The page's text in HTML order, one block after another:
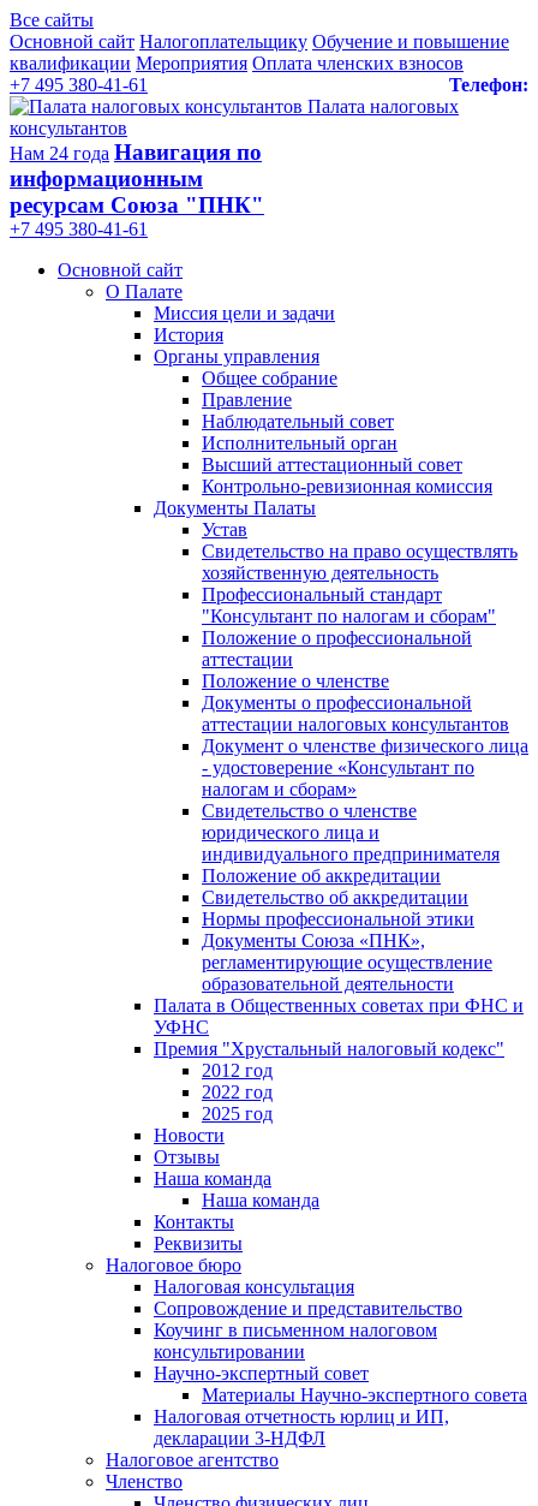
Все сайты
Основной сайт Налогоплательщику Обучение и повышение
квалификации Мероприятия Оплата членских взносов
Телефон:
+7 495 380-41-61
Палата налоговых
консультантов
Нам 24 года Навигация по
информационным
ресурсам Союза "ПНК"
+7 495 380‑41‑61
Основной сайт
О Палате
Миссия цели и задачи
История
Органы управления
Общее собрание
Правление
Наблюдательный совет
Исполнительный орган
Высший аттестационный совет
Контрольно-ревизионная комиссия
Документы Палаты
Устав
Свидетельство на право осуществлять
хозяйственную деятельность
Профессиональный стандарт
"Консультант по налогам и сборам"
Положение о профессиональной
аттестации
Положение о членстве
Документы о профессиональной
аттестации налоговых консультантов
Документ о членстве физического лица
- удостоверение «Консультант по
налогам и сборам»
Свидетельство о членстве
юридического лица и
индивидуального предпринимателя
Положение об аккредитации
Свидетельство об аккредитации
Нормы профессиональной этики
Документы Союза «ПНК»,
регламентирующие осуществление
образовательной деятельности
Палата в Общественных советах при ФНС и
УФНС
Премия "Хрустальный налоговый кодекс"
2012 год
2022 год
2025 год
Новости
Отзывы
Наша команда
Наша команда
Контакты
Реквизиты
Налоговое бюро
Налоговая консультация
Cопровождение и представительство
Коучинг в письменном налоговом
консультировании
Научно-экспертный совет
Материалы Научно-экспертного совета
Налоговая отчетность юрлиц и ИП,
декларации 3-НДФЛ
Налоговое агентство
Членство